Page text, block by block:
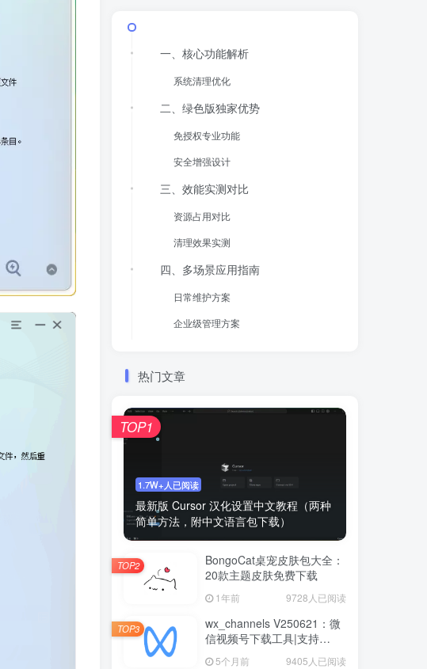
一、核心功能解析
​系统清理优化​
二、绿色版独家优势
​免授权专业功能​
​安全增强设计​
三、效能实测对比
​资源占用对比​
​清理效果实测​
四、多场景应用指南
​日常维护方案​
​企业级管理方案​
热门文章
1.7W+人已阅读
最新版 Cursor 汉化设置中文教程（两种
简单方法，附中文语言包下载）
TOP1
BongoCat桌宠皮肤包大全：
20款主题皮肤免费下载
1年前 9728人已阅读
TOP2
wx_channels V250621：微
信视频号下载工具|支持
Win/macOS
5个月前 9405人已阅读
TOP3